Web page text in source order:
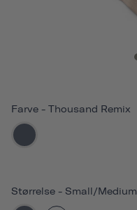
Farve - Thousand Remix
Størrelse - Small/Medium